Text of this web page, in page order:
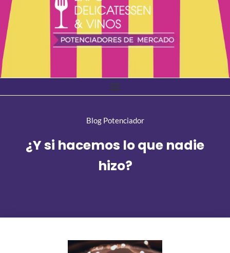
Blog Potenciador
¿Y si hacemos lo que nadie
hizo?